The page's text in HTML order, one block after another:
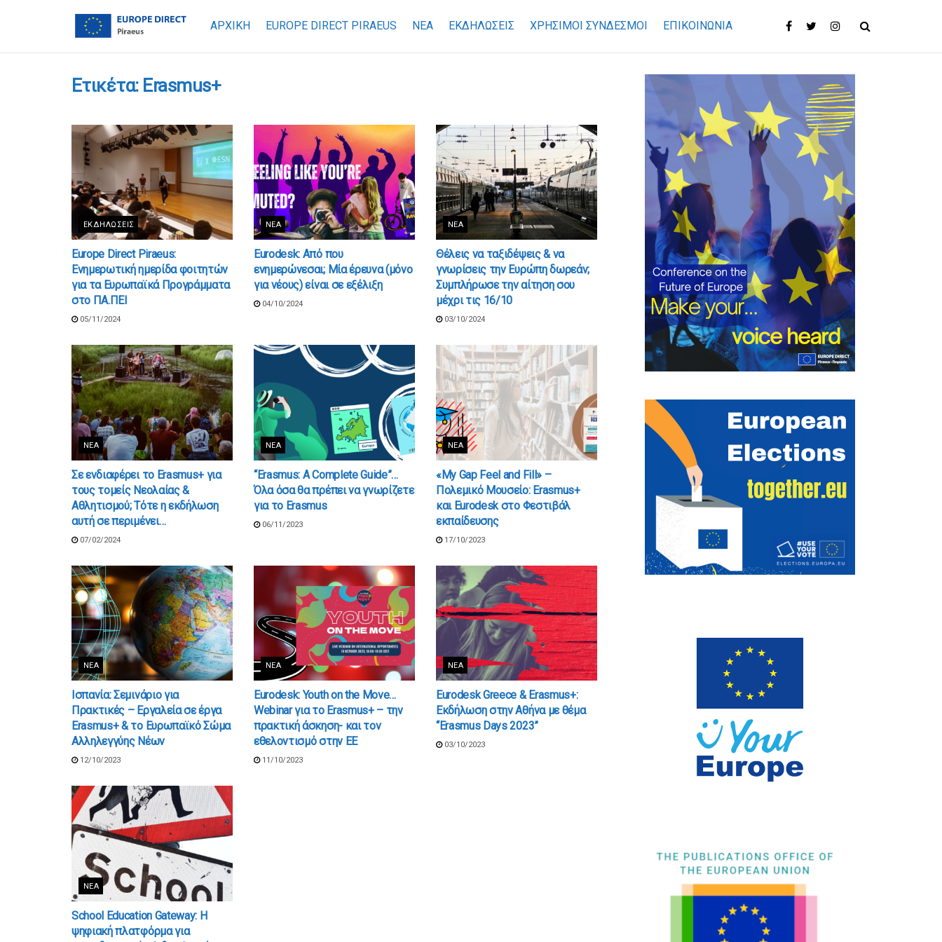
ΑΡΧΙΚΗ EUROPE DIRECT PIRAEUS ΝΕΑ ΕΚΔΗΛΩΣΕΙΣ ΧΡΉΣΙΜΟΙ ΣΎΝΔΕΣΜΟΙ ΕΠΙΚΟΙΝΩΝΊΑ
Ετικέτα: Erasmus+
ΕΚΔΗΛΏΣΕΙΣ
Europe Direct Piraeus:
Ενημερωτική ημερίδα φοιτητών
για τα Ευρωπαϊκά Προγράμματα
στο ΠΑ.ΠΕΙ
05/11/2024
ΝΈΑ
Eurodesk: Από που
ενημερώνεσαι; Μία έρευνα (μόνο
για νέους) είναι σε εξέλιξη
04/10/2024
ΝΈΑ
Θέλεις να ταξιδέψεις & να
γνωρίσεις την Ευρώπη δωρεάν;
Συμπλήρωσε την αίτηση σου
μέχρι τις 16/10
03/10/2024
ΝΈΑ
Σε ενδιαφέρει το Erasmus+ για
τους τομείς Νεολαίας &
Αθλητισμού; Τότε η εκδήλωση
αυτή σε περιμένει…
07/02/2024
ΝΈΑ
“Erasmus: A Complete Guide”…
Όλα όσα θα πρέπει να γνωρίζετε
για το Erasmus
06/11/2023
ΝΈΑ
«My Gap Feel and Fill» –
Πολεμικό Μουσείο: Erasmus+
και Eurodesk στο Φεστιβάλ
εκπαίδευσης
17/10/2023
ΝΈΑ
Ισπανία: Σεμινάριο για
Πρακτικές – Εργαλεία σε έργα
Erasmus+ & το Ευρωπαϊκό Σώμα
Αλληλεγγύης Νέων
12/10/2023
ΝΈΑ
Eurodesk: Youth on the Move…
Webinar για το Erasmus+ – την
πρακτική άσκηση- και τον
εθελοντισμό στην ΕΕ
11/10/2023
ΝΈΑ
Eurodesk Greece & Erasmus+:
Εκδήλωση στην Αθήνα με θέμα
“Erasmus Days 2023”
03/10/2023
ΝΈΑ
School Education Gateway: Η
ψηφιακή πλατφόρμα για